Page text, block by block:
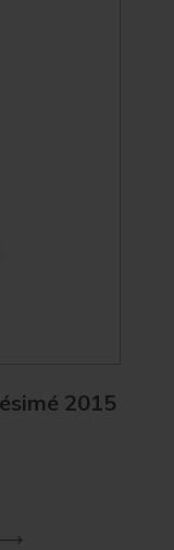
2015